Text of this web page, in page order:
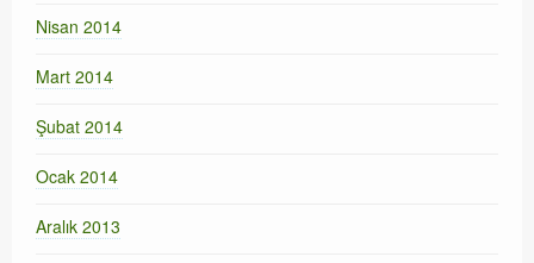
Nisan 2014
Mart 2014
Şubat 2014
Ocak 2014
Aralık 2013